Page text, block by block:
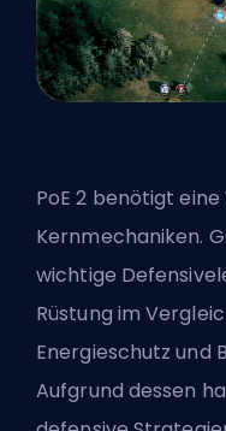
PoE 2 benötigt
Kernmechaniken.
wichtige
Rüstung im
Energieschutz und
Aufgrund dessen